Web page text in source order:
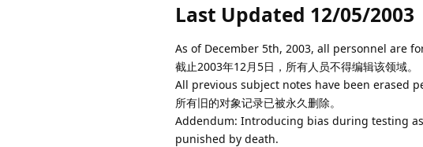
Last Updated 12/05/2003
As of December 5th, 2003, all personnel are
截止2003年12月5日，所有人员不得编辑该领域。
All previous subject notes have been erased
所有旧的对象记录已被永久删除。
Addendum: Introducing bias during testing
punished by death.